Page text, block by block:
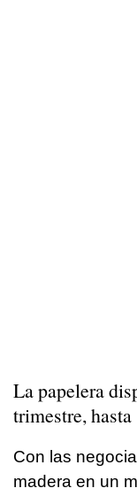
La papelera
trimestre,
Con las
madera en un